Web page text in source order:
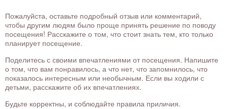
Пожалуйста, оставьте подробный отзыв или комментарий,
чтобы другим людям было проще принять решение по поводу
посещения! Расскажите о том, что стоит знать тем, кто только
планирует посещение.
Поделитесь с своими впечатлениями от посещения. Напишите
о том, что вам понравилось, а что нет, что запомнилось, что
показалось интересным или необычным. Если вы ходили с
детьми, расскажите об их впечатлениях.
Будьте корректны, и соблюдайте правила приличия.